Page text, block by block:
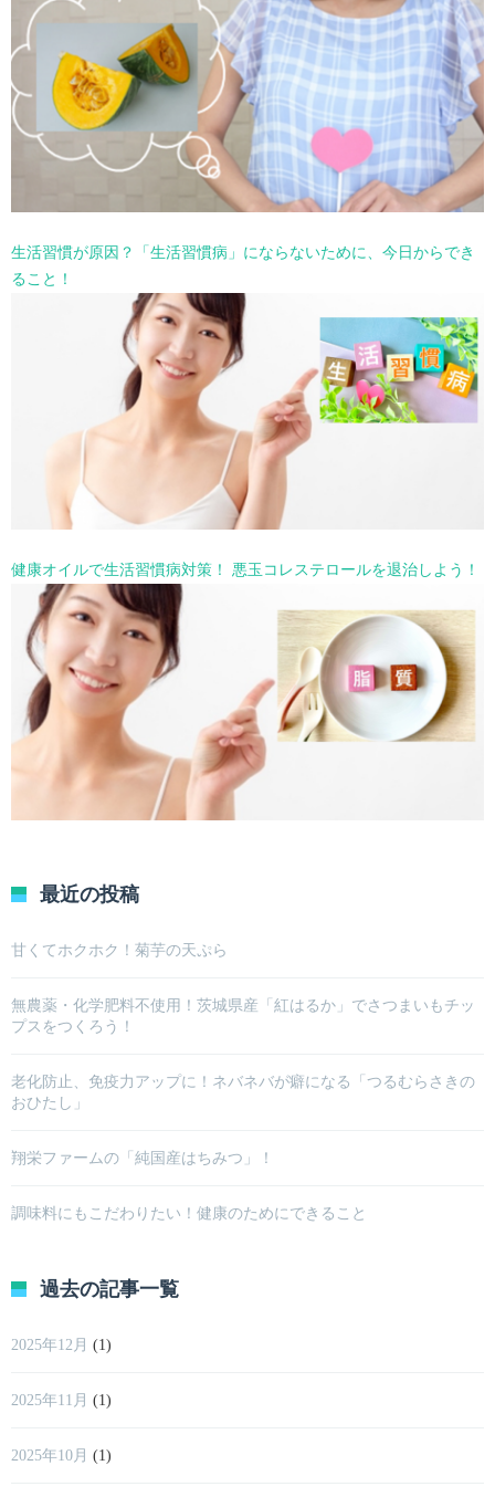
生活習慣が原因？「生活習慣病」にならないために、今日からでき
ること！
健康オイルで生活習慣病対策！ 悪玉コレステロールを退治しよう！
最近の投稿
甘くてホクホク！菊芋の天ぷら
無農薬・化学肥料不使用！茨城県産「紅はるか」でさつまいもチッ
プスをつくろう！
老化防止、免疫力アップに！ネバネバが癖になる「つるむらさきの
おひたし」
翔栄ファームの「純国産はちみつ」！
調味料にもこだわりたい！健康のためにできること
過去の記事一覧
2025年12月 (1)
2025年11月 (1)
2025年10月 (1)